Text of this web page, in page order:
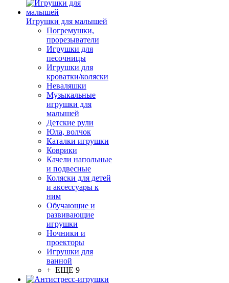
Игрушки для малышей
Погремушки,
прорезыватели
Игрушки для
песочницы
Игрушки для
кроватки/коляски
Неваляшки
Музыкальные
игрушки для
малышей
Детские рули
Юла, волчок
Каталки игрушки
Коврики
Качели напольные
и подвесные
Коляски для детей
и аксессуары к
ним
Обучающие и
развивающие
игрушки
Ночники и
проекторы
Игрушки для
ванной
+ ЕЩЕ 9